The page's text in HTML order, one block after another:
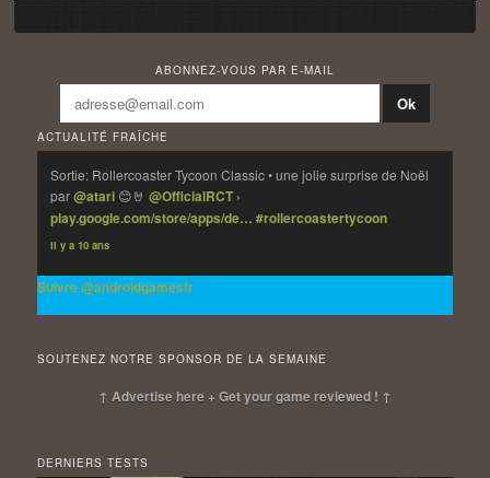
ABONNEZ-VOUS PAR E-MAIL
ACTUALITÉ FRAÎCHE
Sortie: Rollercoaster Tycoon Classic • une jolie surprise de Noël
par@atari 😊🤘@OfficialRCT ›
play.google.com/store/apps/de… #rollercoastertycoon
Il y a 10 ans
Suivre @androidgamesfr
SOUTENEZ NOTRE SPONSOR DE LA SEMAINE
↑ Advertise here + Get your game reviewed ! ↑
DERNIERS TESTS